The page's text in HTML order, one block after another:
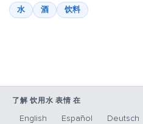
水
酒 饮料
了解 饮用水 表情 在
English Español Deutsch